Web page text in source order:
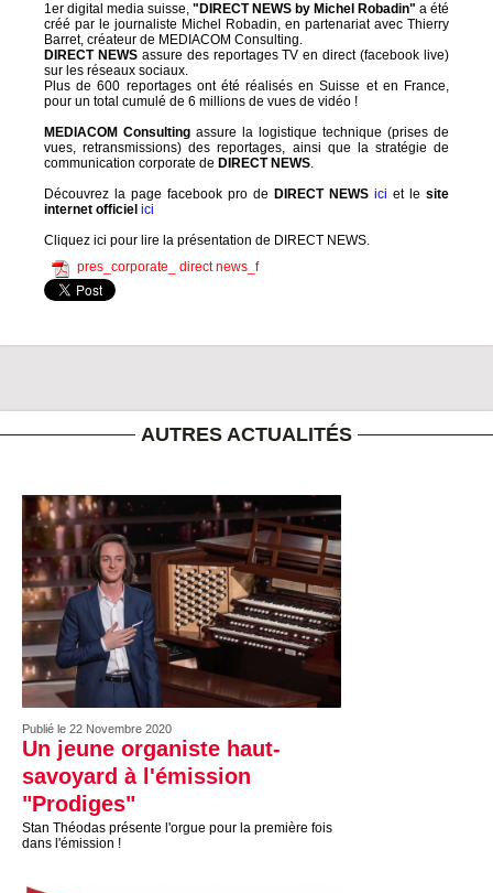
1er digital media suisse, "DIRECT NEWS by Michel Robadin" a été
créé par le journaliste Michel Robadin, en partenariat avec Thierry
Barret, créateur de MEDIACOM Consulting.
DIRECT NEWS assure des reportages TV en direct (facebook live)
sur les réseaux sociaux.
Plus de 600 reportages ont été réalisés en Suisse et en France,
pour un total cumulé de 6 millions de vues de vidéo !
MEDIACOM Consulting assure la logistique technique (prises de
vues, retransmissions) des reportages, ainsi que la stratégie de
communication corporate de DIRECT NEWS.
Découvrez la page facebook pro de DIRECT NEWS ici et le site
internet officiel ici
Cliquez ici pour lire la présentation de DIRECT NEWS.
pres_corporate_ direct news_f
AUTRES ACTUALITÉS
Publié le 22 Novembre 2020
Un jeune organiste haut-
savoyard à l'émission
"Prodiges"
Stan Théodas présente l'orgue pour la première fois
dans l'émission !